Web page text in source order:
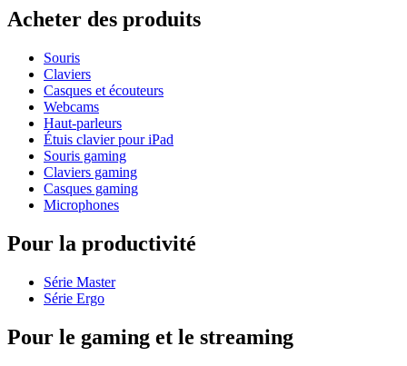
Acheter des produits
Souris
Claviers
Casques et écouteurs
Webcams
Haut-parleurs
Étuis clavier pour iPad
Souris gaming
Claviers gaming
Casques gaming
Microphones
Pour la productivité
Série Master
Série Ergo
Pour le gaming et le streaming